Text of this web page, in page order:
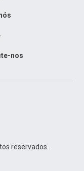
nos
reservados.